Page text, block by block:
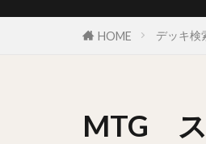
HOME デッキ検
MTG ス